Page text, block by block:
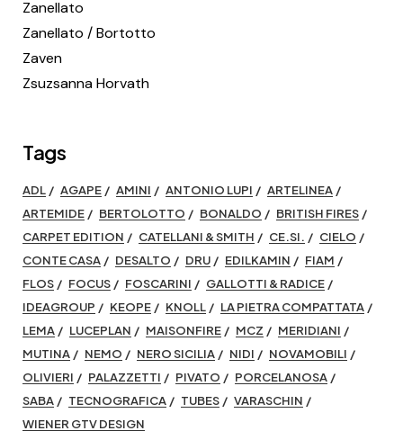
Zanellato
Zanellato / Bortotto
Zaven
Zsuzsanna Horvath
Tags
ADL AGAPE AMINI ANTONIO LUPI
ARTELINEA
ARTEMIDE
BERTOLOTTO BONALDO
BRITISH FIRES
CARPET EDITION
CATELLANI & SMITH CE.SI.
CIELO
CONTE CASA
DESALTO DRU EDILKAMIN
FIAM
FLOS
FOCUS FOSCARINI
GALLOTTI & RADICE
IDEAGROUP
KEOPE KNOLL
LA PIETRA COMPATTATA
LEMA
LUCEPLAN MAISONFIRE MCZ
MERIDIANI
MUTINA
NEMO NERO SICILIA NIDI
NOVAMOBILI
OLIVIERI
PALAZZETTI PIVATO
PORCELANOSA
SABA
TECNOGRAFICA TUBES
VARASCHIN
WIENER GTV DESIGN